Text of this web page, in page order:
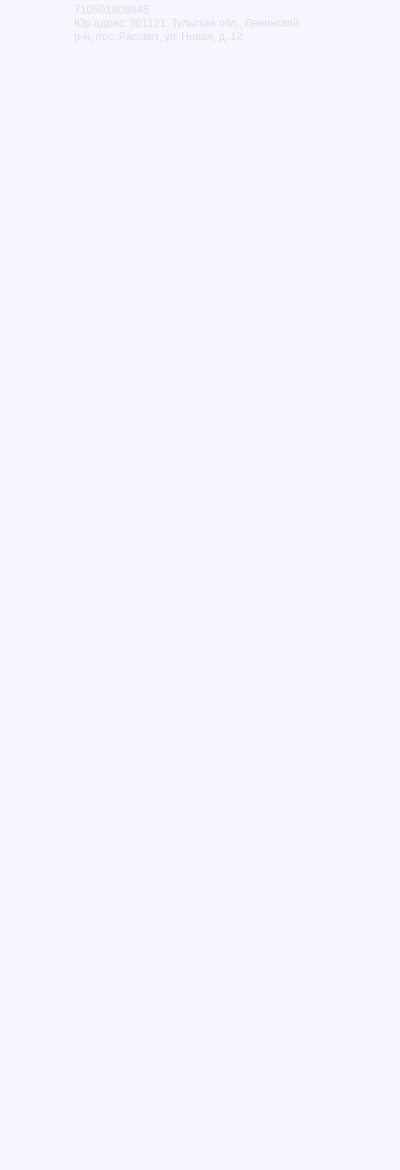
710501808845
Юр.адрес: 301121, Тульская обл., Ленинский
р-н, пос. Рассвет, ул. Новая, д. 12